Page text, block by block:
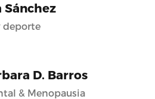
Sánchez
deporte
D. Barros
& Menopausia